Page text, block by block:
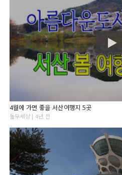
4월에 가면 좋을 서산여행지 5곳
놀부세상 | 4년 전